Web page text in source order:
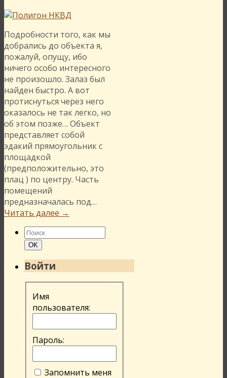
Подробности того, как мы
добрались до объекта я,
пожалуй, опущу, ибо
ничего особо интересного
не произошло. Залаз был
найден быстро. А вот
протиснуться через него
оказалось не так легко, но
об этом позже… Объект
представляет собой
эдакий прямоугольник с
площадкой
(предположительно, это
плац ) по центру. Часть
помещений
предназначалась под…
Читать далее →
Найти:
Поиск
OK
Войти
Имя
пользователя:
Пароль:
Запомнить меня